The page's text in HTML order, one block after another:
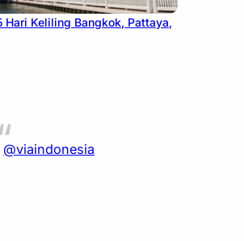
Hari Keliling Bangkok, Pattaya,
@viaindonesia